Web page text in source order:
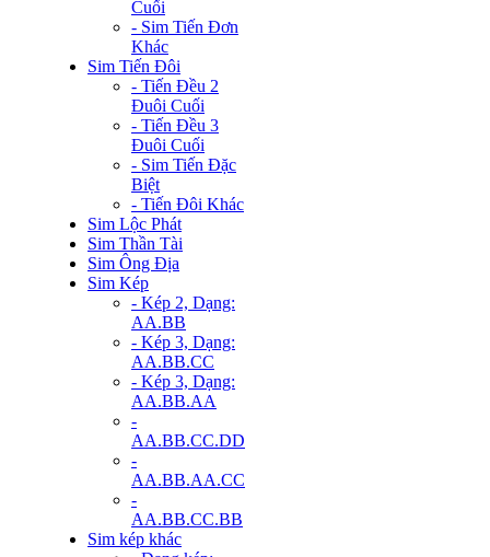
Cuối
- Sim Tiến Đơn
Khác
Sim Tiến Đôi
- Tiến Đều 2
Đuôi Cuối
- Tiến Đều 3
Đuôi Cuối
- Sim Tiến Đặc
Biệt
- Tiến Đôi Khác
Sim Lộc Phát
Sim Thần Tài
Sim Ông Địa
Sim Kép
- Kép 2, Dạng:
AA.BB
- Kép 3, Dạng:
AA.BB.CC
- Kép 3, Dạng:
AA.BB.AA
-
AA.BB.CC.DD
-
AA.BB.AA.CC
-
AA.BB.CC.BB
Sim kép khác